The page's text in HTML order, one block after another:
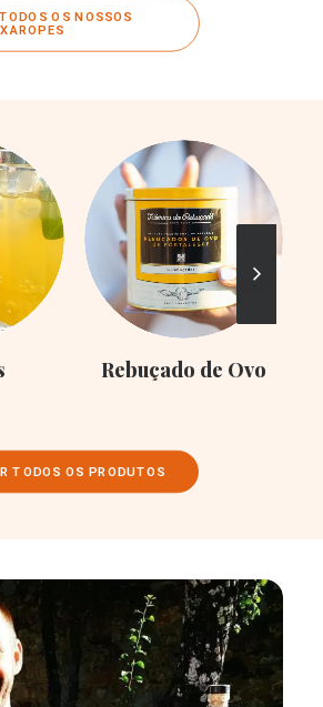
OS NOSSOS
XAROPES
Rebuçado de Ovo
TODOS OS PRODUTOS